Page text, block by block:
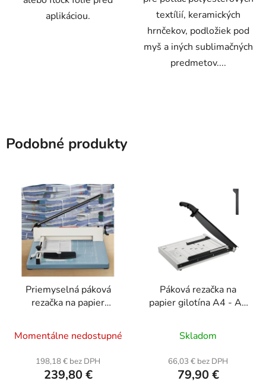
aplikáciou.
textílií, keramických
hrnčekov, podložiek pod
myš a iných sublimačných
predmetov....
Podobné produkty
Priemyselná páková
rezačka na papier
kapacita až 50 listov
Momentálne nedostupné
198,18 € bez DPH
239,80 €
Páková rezačka na
papier gilotína A4 - A6
Skladom
66,03 € bez DPH
79,90 €